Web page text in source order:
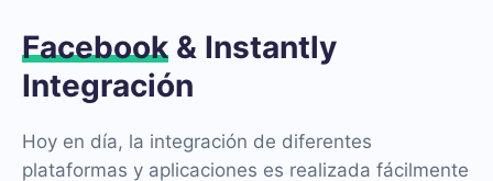
Facebook & Instantly
Integración
Hoy en día, la integración de diferentes
plataformas y aplicaciones es realizada fácilmente